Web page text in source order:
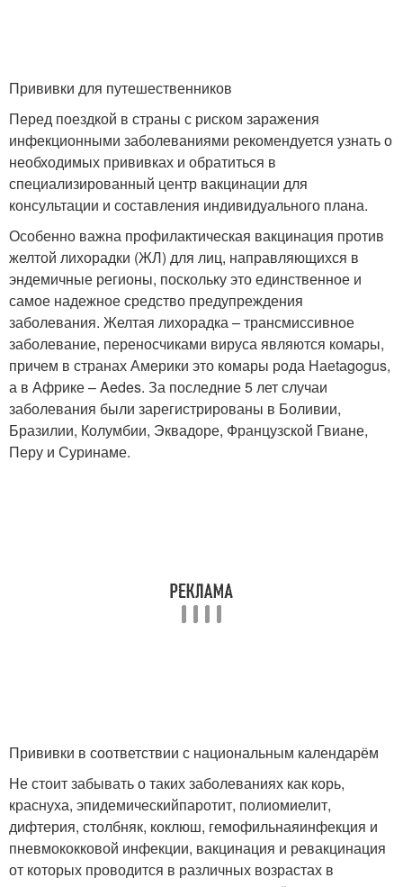
Прививки для путешественников
Перед поездкой в страны с риском заражения
инфекционными заболеваниями рекомендуется узнать о
необходимых прививках и обратиться в
специализированный центр вакцинации для
консультации и составления индивидуального плана.
Особенно важна профилактическая вакцинация против
желтой лихорадки (ЖЛ) для лиц, направляющихся в
эндемичные регионы, поскольку это единственное и
самое надежное средство предупреждения
заболевания. Желтая лихорадка – трансмиссивное
заболевание, переносчиками вируса являются комары,
причем в странах Америки это комары рода Наеtаgogus,
а в Африке – Aedes. За последние 5 лет случаи
заболевания были зарегистрированы в Боливии,
Бразилии, Колумбии, Эквадоре, Французской Гвиане,
Перу и Суринаме.
Прививки в соответствии с национальным календарём
Не стоит забывать о таких заболеваниях как корь,
краснуха, эпидемическийпаротит, полиомиелит,
дифтерия, столбняк, коклюш, гемофильнаяинфекция и
пневмококковой инфекции, вакцинация и ревакцинация
от которых проводится в различных возрастах в